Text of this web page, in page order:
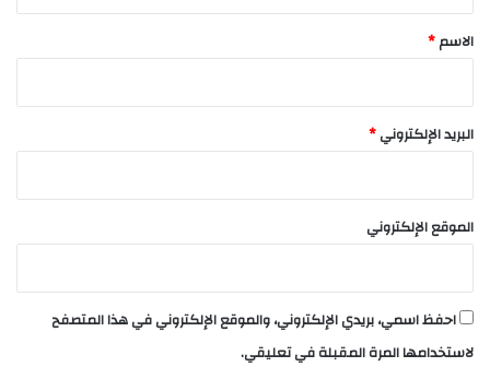
*
الاسم*
البريد الإلكتروني*
الموقع الإلكتروني
احفظ اسمي، بريدي الإلكتروني، والموقع الإلكتروني في هذا المتصفح
لاستخدامها المرة المقبلة في تعليقي.